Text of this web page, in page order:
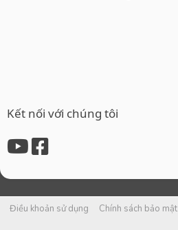
Kết nối với chúng tôi
Điều khoản sử dụng Chính sách bảo mật